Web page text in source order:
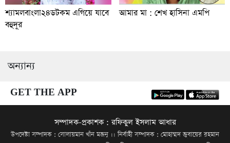
শ্যামলবাংলা২৪ডটকম এগিয়ে যাবে
বহুদূর
আমার মা : শেখ হাসিনা এমপি
অন্যান্য
GET THE APP
সম্পাদক-প্রকাশক : রফিকুল ইসলাম আধার
উপদেষ্টা সম্পাদক : সোলায়মান খাঁন মজনু ।। নির্বাহী সম্পাদক : মোহাম্মদ জুবায়ের রহমান